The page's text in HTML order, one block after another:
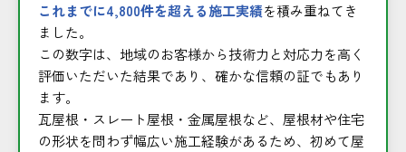
これまでに4,800件を超える施工実績を積み重ねてき
ました。
この数字は、地域のお客様から技術力と対応力を高く
評価いただいた結果であり、確かな信頼の証でもあり
ます。
瓦屋根・スレート屋根・金属屋根など、屋根材や住宅
の形状を問わず幅広い施工経験があるため、初めて屋